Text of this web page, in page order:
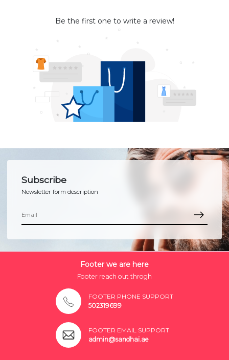
Be the first one to write a review!
Subscribe
Newsletter form description
Footer we are here
Footer reach out throgh
FOOTER PHONE SUPPORT
502319699
FOOTER EMAIL SUPPORT
admin@sandhai.ae